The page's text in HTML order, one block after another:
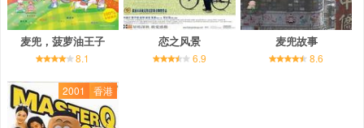
麦兜，菠萝油王子
8.1
恋之风景
6.9
麦兜故事
8.6
2001 香港